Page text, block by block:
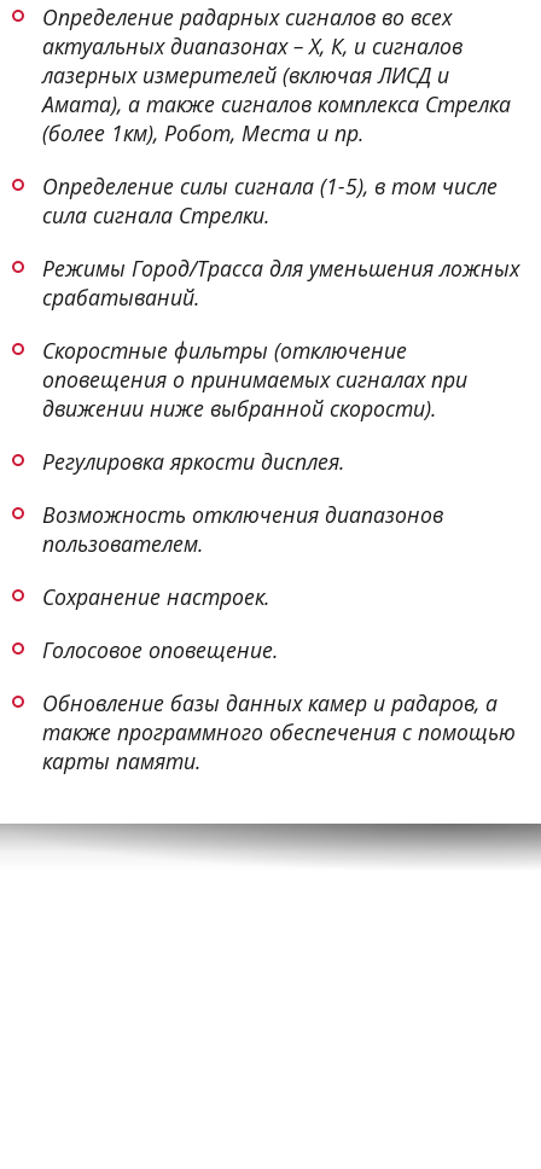
Определение радарных сигналов во всех
актуальных диапазонах – Х, К, и сигналов
лазерных измерителей (включая ЛИСД и
Амата), а также сигналов комплекса Стрелка
(более 1км), Робот, Места и пр.
Определение силы сигнала (1-5), в том числе
сила сигнала Стрелки.
Режимы Город/Трасса для уменьшения ложных
срабатываний.
Скоростные фильтры (отключение
оповещения о принимаемых сигналах при
движении ниже выбранной скорости).
Регулировка яркости дисплея.
Возможность отключения диапазонов
пользователем.
Сохранение настроек.
Голосовое оповещение.
Обновление базы данных камер и радаров, а
также программного обеспечения с помощью
карты памяти.